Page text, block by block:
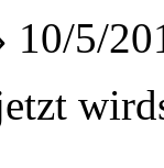
10/5/